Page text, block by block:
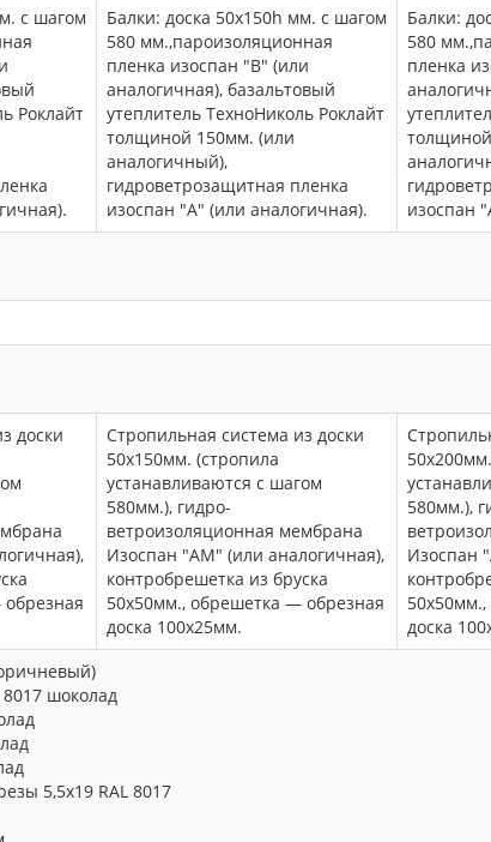
с шагом
Роклайт
Балки: доска 50х150h мм. с шагом
580 мм.,пароизоляционная
пленка изоспан "В" (или
аналогичная), базальтовый
утеплитель ТехноНиколь Роклайт
толщиной 150мм. (или
аналогичный),
гидроветрозащитная пленка
изоспан "А" (или аналогичная).
Балки:
580
пленка
изоспан
доски
Стропильная система из доски
50х150мм. (стропила
устанавливаются с шагом
580мм.), гидро-
ветроизоляционная мембрана
Изоспан "АМ" (или аналогичная),
контробрешетка из бруска
50х50мм., обрешетка — обрезная
доска 100х25мм.
580мм.),
Изоспан
доска
8017 шоколад
5,5х19 RAL 8017